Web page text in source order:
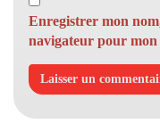
Enregistrer mon
navigateur pour